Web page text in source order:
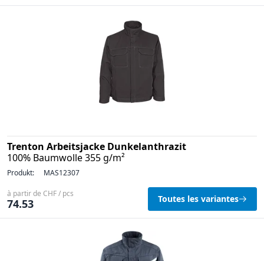
Trenton Arbeitsjacke Dunkelanthrazit
100% Baumwolle 355 g/m²
Produkt: MAS12307
à partir de CHF / pcs
74.53 Toutes les variantes